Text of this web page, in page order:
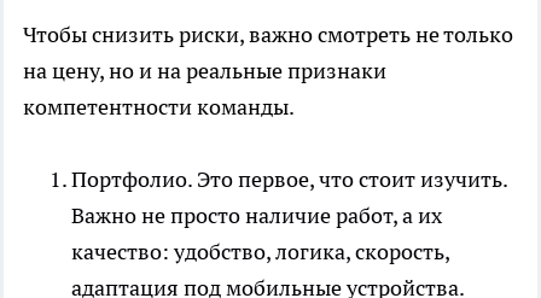
Чтобы снизить риски, важно смотреть не только
на цену, но и на реальные признаки
компетентности команды.
Портфолио. Это первое, что стоит изучить.
Важно не просто наличие работ, а их
качество: удобство, логика, скорость,
адаптация под мобильные устройства.